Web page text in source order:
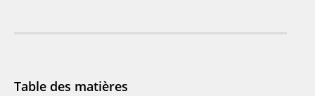
Table des matières